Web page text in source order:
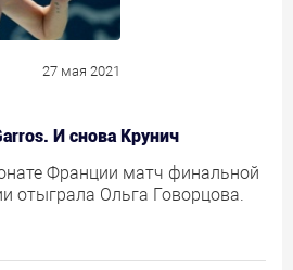
27 мая 2021
И снова Крунич
Франции матч финальной
отыграла Ольга Говорцова.